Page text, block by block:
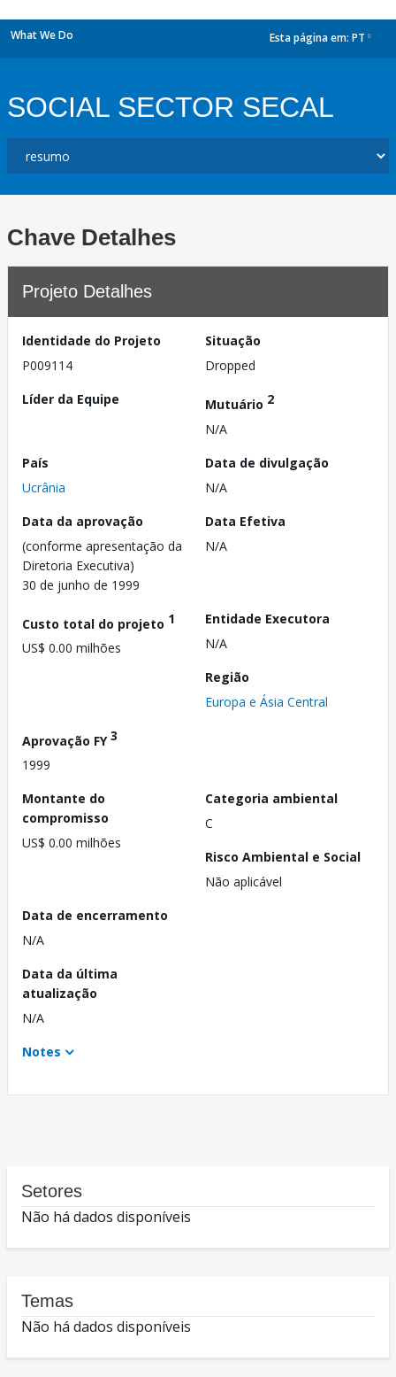
What We Do Esta página em: PT
SOCIAL SECTOR SECAL
Chave Detalhes
Projeto Detalhes
Identidade do Projeto
P009114
Situação
Dropped
Líder da Equipe
Mutuário 2
N/A
País
Ucrânia
Data de divulgação
N/A
Data da aprovação
(conforme apresentação da
Diretoria Executiva)
30 de junho de 1999
Data Efetiva
N/A
Custo total do projeto 1
US$ 0.00 milhões
Entidade Executora
N/A
Região
Europa e Ásia Central
Aprovação FY3
1999
Montante do
compromisso
US$ 0.00 milhões
Categoria ambiental
C
Risco Ambiental e Social
Não aplicável
Data de encerramento
N/A
Data da última
atualização
N/A
Notes
Setores
Não há dados disponíveis
Temas
Não há dados disponíveis